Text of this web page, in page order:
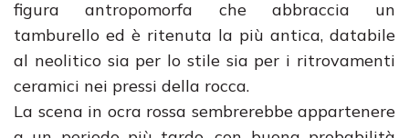
figura antropomorfa che abbraccia un
tamburello ed è ritenuta la più antica, databile
al neolitico sia per lo stile sia per i ritrovamenti
ceramici nei pressi della rocca.
La scena in ocra rossa sembrerebbe appartenere